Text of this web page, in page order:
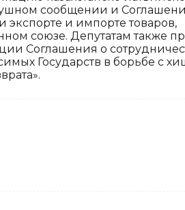
сообщении и
и импорте товаров,
союзе. Депутатам также
Соглашения о
Государств в борьбе с